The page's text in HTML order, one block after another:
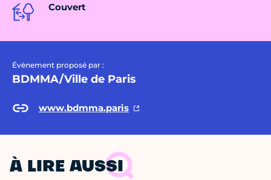
Couvert
Évènement proposé par :
BDMMA/Ville de Paris
www.bdmma.paris
À LIRE AUSSI